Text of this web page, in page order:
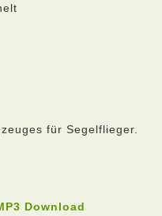
für Segelflieger.
Download